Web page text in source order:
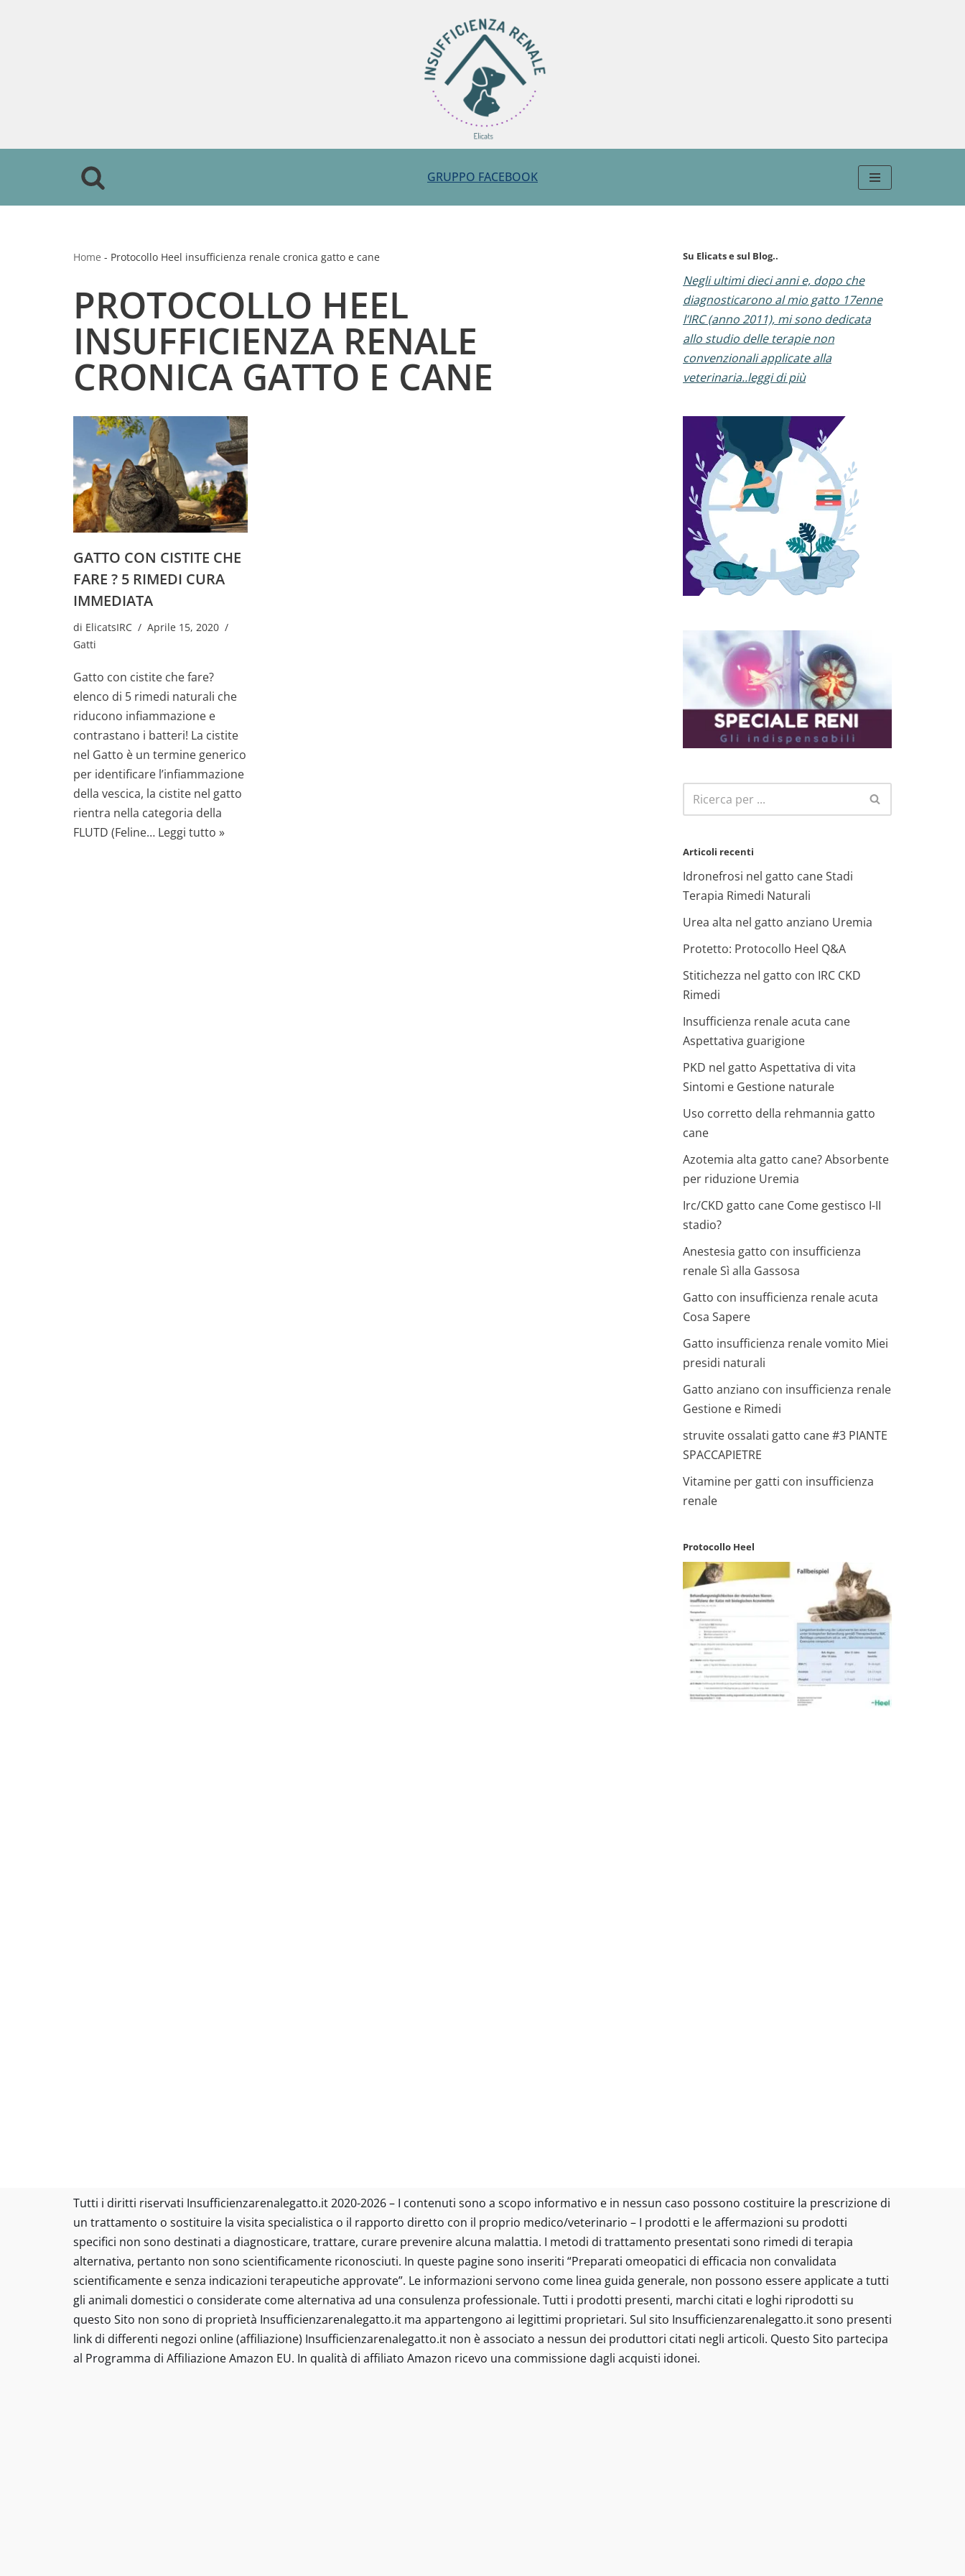
GRUPPO FACEBOOK
Home - Protocollo Heel insufficienza renale cronica gatto e cane
PROTOCOLLO HEEL
INSUFFICIENZA RENALE
CRONICA GATTO E CANE
GATTO CON CISTITE CHE
FARE ? 5 RIMEDI CURA
IMMEDIATA
di ElicatsIRC
Aprile 15, 2020
Gatti
Gatto con cistite che fare?
elenco di 5 rimedi naturali che
riducono infiammazione e
contrastano i batteri! La cistite
nel Gatto è un termine generico
per identificare l’infiammazione
della vescica, la cistite nel gatto
rientra nella categoria della
FLUTD (Feline… Leggi tutto »
Su Elicats e sul Blog..
Negli ultimi dieci anni e, dopo che
diagnosticarono al mio gatto 17enne
l’IRC (anno 2011), mi sono dedicata
allo studio delle terapie non
convenzionali applicate alla
veterinaria..leggi di più
Articoli recenti
Idronefrosi nel gatto cane Stadi
Terapia Rimedi Naturali
Urea alta nel gatto anziano Uremia
Protetto: Protocollo Heel Q&A
Stitichezza nel gatto con IRC CKD
Rimedi
Insufficienza renale acuta cane
Aspettativa guarigione
PKD nel gatto Aspettativa di vita
Sintomi e Gestione naturale
Uso corretto della rehmannia gatto
cane
Azotemia alta gatto cane? Absorbente
per riduzione Uremia
Irc/CKD gatto cane Come gestisco I-II
stadio?
Anestesia gatto con insufficienza
renale Sì alla Gassosa
Gatto con insufficienza renale acuta
Cosa Sapere
Gatto insufficienza renale vomito Miei
presidi naturali
Gatto anziano con insufficienza renale
Gestione e Rimedi
struvite ossalati gatto cane #3 PIANTE
SPACCAPIETRE
Vitamine per gatti con insufficienza
renale
Protocollo Heel
Tutti i diritti riservati Insufficienzarenalegatto.it 2020-2026 – I contenuti sono a scopo informativo e in nessun caso possono costituire la prescrizione di
un trattamento o sostituire la visita specialistica o il rapporto diretto con il proprio medico/veterinario – I prodotti e le affermazioni su prodotti
specifici non sono destinati a diagnosticare, trattare, curare prevenire alcuna malattia. I metodi di trattamento presentati sono rimedi di terapia
alternativa, pertanto non sono scientificamente riconosciuti. In queste pagine sono inseriti “Preparati omeopatici di efficacia non convalidata
scientificamente e senza indicazioni terapeutiche approvate”. Le informazioni servono come linea guida generale, non possono essere applicate a tutti
gli animali domestici o considerate come alternativa ad una consulenza professionale. Tutti i prodotti presenti, marchi citati e loghi riprodotti su
questo Sito non sono di proprietà Insufficienzarenalegatto.it ma appartengono ai legittimi proprietari. Sul sito Insufficienzarenalegatto.it sono presenti
link di differenti negozi online (affiliazione) Insufficienzarenalegatto.it non è associato a nessun dei produttori citati negli articoli. Questo Sito partecipa
al Programma di Affiliazione Amazon EU. In qualità di affiliato Amazon ricevo una commissione dagli acquisti idonei.